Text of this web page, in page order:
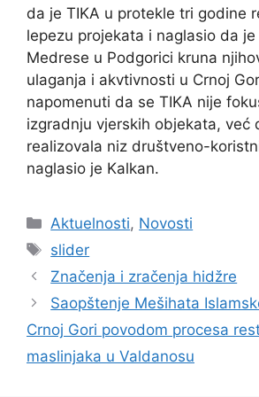
da je TIKA u protekle tri godine
lepezu projekata i naglasio da
Medrese u Podgorici kruna
ulaganja i akvtivnosti u Crnoj
napomenuti da se TIKA nije
izgradnju vjerskih objekata, već
realizovala niz društveno-
naglasio je Kalkan.
Kategorije
Aktuelnosti, Novosti
Oznake
slider
Značenja i zračenja hidžre
Saopštenje Mešihata
Crnoj Gori povodom procesa
maslinjaka u Valdanosu